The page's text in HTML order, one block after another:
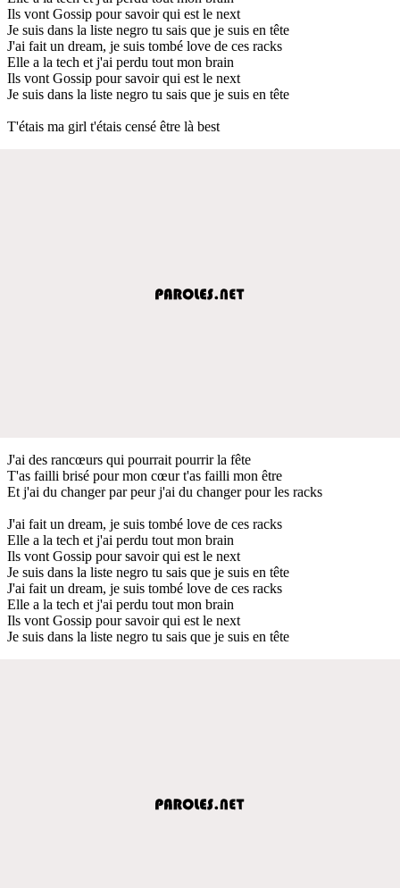
Ils vont Gossip pour savoir qui est le next
Je suis dans la liste negro tu sais que je suis en tête
J'ai fait un dream, je suis tombé love de ces racks
Elle a la tech et j'ai perdu tout mon brain
Ils vont Gossip pour savoir qui est le next
Je suis dans la liste negro tu sais que je suis en tête
T'étais ma girl t'étais censé être là best
J'ai des rancœurs qui pourrait pourrir la fête
T'as failli brisé pour mon cœur t'as failli mon être
Et j'ai du changer par peur j'ai du changer pour les racks
J'ai fait un dream, je suis tombé love de ces racks
Elle a la tech et j'ai perdu tout mon brain
Ils vont Gossip pour savoir qui est le next
Je suis dans la liste negro tu sais que je suis en tête
J'ai fait un dream, je suis tombé love de ces racks
Elle a la tech et j'ai perdu tout mon brain
Ils vont Gossip pour savoir qui est le next
Je suis dans la liste negro tu sais que je suis en tête